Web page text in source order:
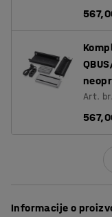
Art.
Informacije o